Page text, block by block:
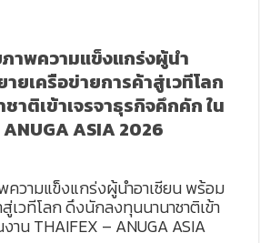
าพความแข็งแกร่งผู้นำ
ยเครือข่ายการค้าสู่เวทีโลก
าติเข้าเจรจาธุรกิจคึกคัก ใน
ASIA 2026
ความแข็งแกร่งผู้นำอาเซียน พร้อม
เวทีโลก ดึงนักลงทุนนานาชาติเข้า
าน THAIFEX – ANUGA ASIA